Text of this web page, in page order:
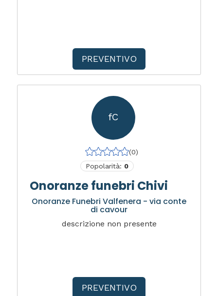
PREVENTIVO
fC
(0)
Popolarità: 0
Onoranze funebri Chivi
Onoranze Funebri Valfenera - via conte
di cavour
descrizione non presente
PREVENTIVO